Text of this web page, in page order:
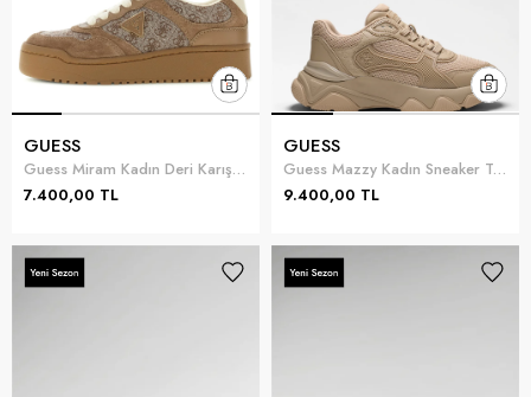
GUESS
Guess Miram Kadın Deri Karışımlı Sneaker Kahverengi
7.400,00 TL
GUESS
Guess Mazzy Kadın Sneaker Ten Rengi
9.400,00 TL